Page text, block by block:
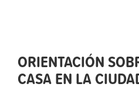
ORIENTACIÓN
CASA EN LA